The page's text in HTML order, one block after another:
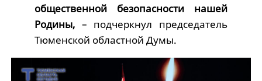
общественной безопасности нашей
Родины, – подчеркнул председатель
Тюменской областной Думы.